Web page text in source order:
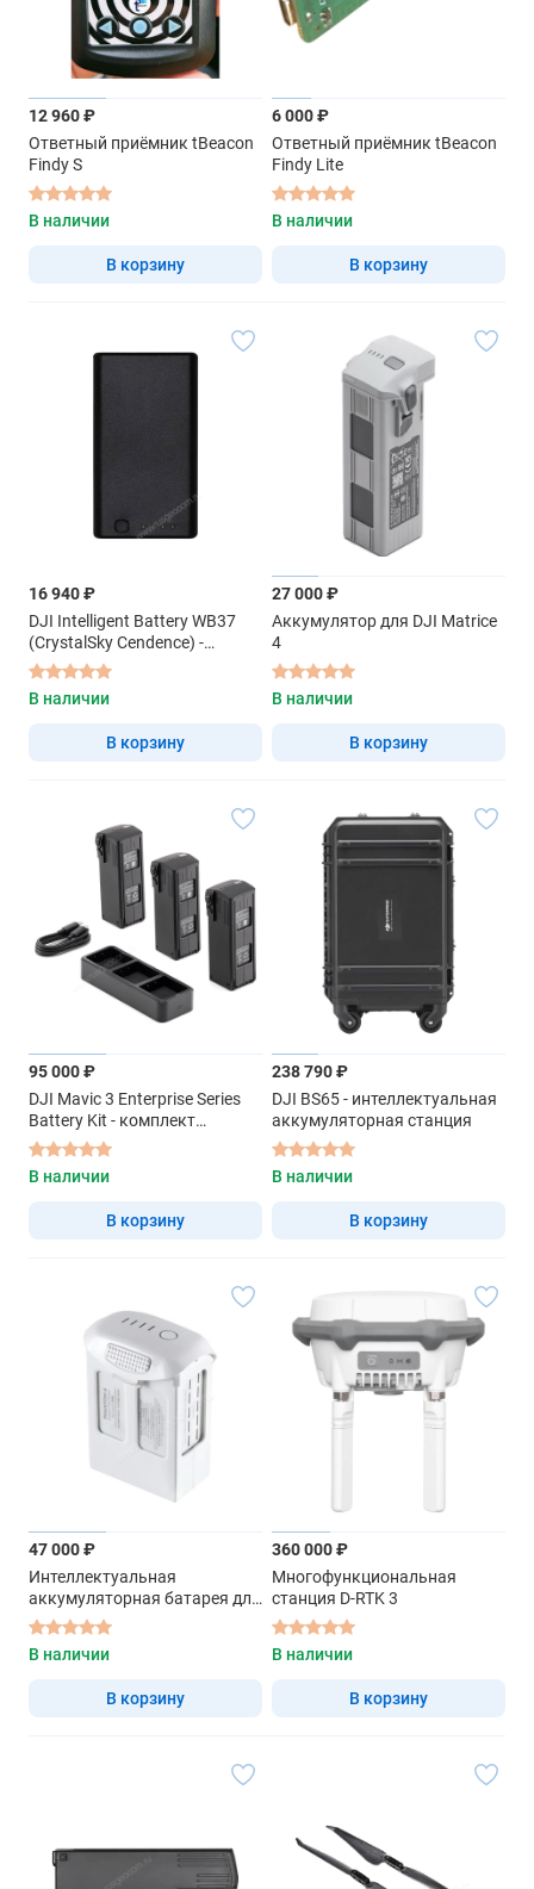
12 960 ₽
Ответный приёмник tBeacon
Findy S
В наличии
В корзину
6 000 ₽
Ответный приёмник tBeacon
Findy Lite
В наличии
В корзину
16 940 ₽
DJI Intelligent Battery WB37
(CrystalSky Cendence) -
интеллектуальная батарея
В наличии
В корзину
27 000 ₽
Аккумулятор для DJI Matrice
4
В наличии
В корзину
95 000 ₽
DJI Mavic 3 Enterprise Series
Battery Kit - комплект
аккумуляторов
В наличии
В корзину
238 790 ₽
DJI BS65 - интеллектуальная
аккумуляторная станция
В наличии
В корзину
47 000 ₽
Интеллектуальная
аккумуляторная батарея для
DJI Phantom 4, 5870 мАч (Part
64)
В наличии
В корзину
360 000 ₽
Многофункциональная
станция D-RTK 3
В наличии
В корзину